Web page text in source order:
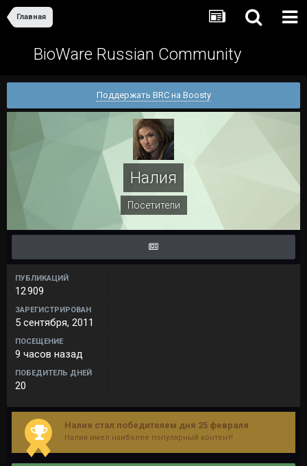
Главная
BioWare Russian Community
Поддержать BRC на Boosty
Налия
Посетители
ПУБЛИКАЦИЙ
12 909
ЗАРЕГИСТРИРОВАН
5 сентября, 2011
ПОСЕЩЕНИЕ
9 часов назад
ПОБЕДИТЕЛЬ ДНЕЙ
20
Налия стал победителем дня 25 февраля
Налия имел наиболее популярный контент!